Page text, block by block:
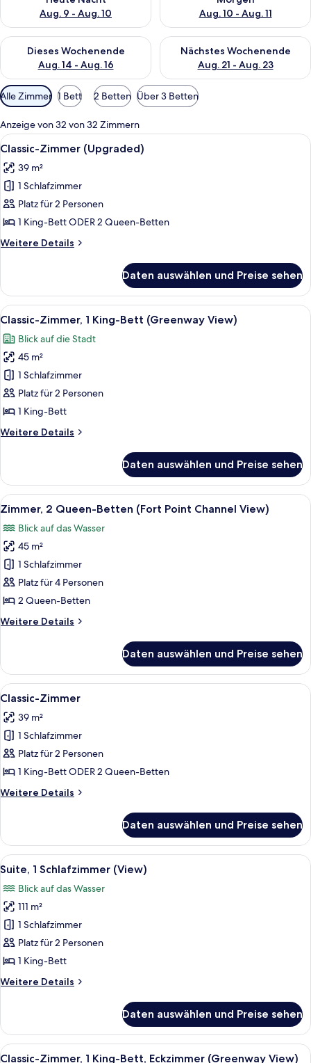
Aug. 9 - Aug. 10
Aug. 10 - Aug. 11
Dieses Wochenende
Aug. 14 - Aug. 16
Überprüfe die Verfügbarkeit für dieses Wochenende, Aug. 14
Nächstes Wochenende
Aug. 21 - Aug. 23
Überprüfe die Verfügbarkeit
Verfügbare
Filter
für
Zimmer
Alle Zimmer 1 Bett 2 Betten Über 3 Betten
Anzeige von 32 von 32 Zimmern
Alle
Fotos
für
Classic-
Zimmer
(Upgraded)
anzeigen
Ein modernes Hotelzimmer mit
10
Classic-Zimmer (Upgraded)
39 m²
1 Schlafzimmer
Platz für 2 Personen
1 King-Bett ODER 2 Queen-Betten
Weitere Details
Weitere
Zimmer
(Upgraded)
Daten auswählen und Preise sehen
Alle
Fotos
für
Classic-
Zimmer,
1 King-
Bett
View)
Ein Hotelzimmer mit einem großen
9
Classic-Zimmer, 1 King-Bett (Greenway View)
Blick auf die Stadt
45 m²
1 Schlafzimmer
Platz für 2 Personen
1 King-Bett
Weitere Details
Weitere
Zimmer,
1 King-
Bett
View)
Daten auswählen und Preise sehen
Alle
Fotos
für
Zimmer,
2 Queen-
Betten
(Fort
Channel
Zimmer, 2 Queen-Betten (Fort
11
Zimmer, 2 Queen-Betten (Fort Point Channel View)
Blick auf das Wasser
45 m²
1 Schlafzimmer
Platz für 4 Personen
2 Queen-Betten
Weitere Details
Weitere
2 Queen-
Betten
(Fort
Channel
View)
Daten auswählen und Preise sehen
Alle
Fotos
für
Classic-
Zimmer
anzeigen
Ein Hotelzimmer mit einem großen
9
Classic-Zimmer
39 m²
1 Schlafzimmer
Platz für 2 Personen
1 King-Bett ODER 2 Queen-Betten
Weitere Details
Weitere
Zimmer
Daten auswählen und Preise sehen
Alle
Fotos
für
Suite,
Schlafzimmer
(View)
Ein modernes Badezimmer mit
7
Suite, 1 Schlafzimmer (View)
Blick auf das Wasser
111 m²
1 Schlafzimmer
Platz für 2 Personen
1 King-Bett
Weitere Details
Weitere
1
Schlafzimmer
(View)
Daten auswählen und Preise sehen
Alle
Ein modernes Badezimmer mit
10
Classic-Zimmer, 1 King-Bett, Eckzimmer (Greenway View)